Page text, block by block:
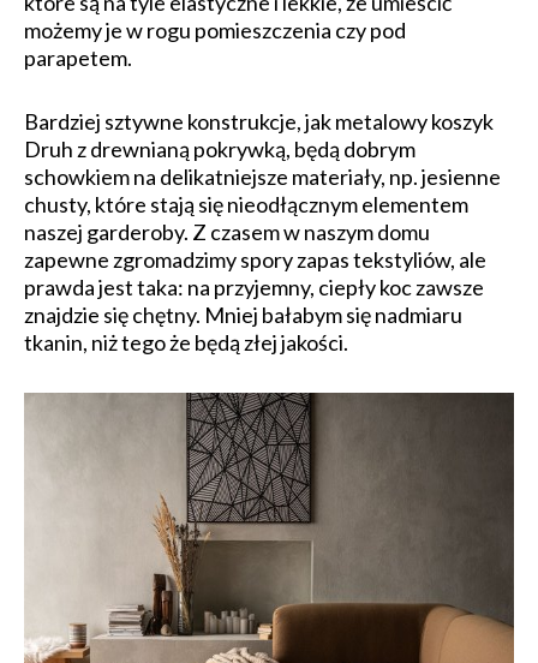
możemy je w rogu pomieszczenia czy pod
parapetem.
Bardziej sztywne konstrukcje, jak metalowy koszyk
Druh z drewnianą pokrywką, będą dobrym
schowkiem na delikatniejsze materiały, np. jesienne
chusty, które stają się nieodłącznym elementem
naszej garderoby. Z czasem w naszym domu
zapewne zgromadzimy spory zapas tekstyliów, ale
prawda jest taka: na przyjemny, ciepły koc zawsze
znajdzie się chętny. Mniej bałabym się nadmiaru
tkanin, niż tego że będą złej jakości.